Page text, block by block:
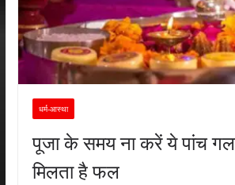
धर्म-आस्था
पूजा के समय ना करें ये पांच
मिलता है फल